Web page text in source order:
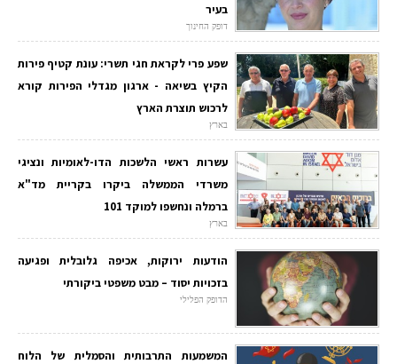
בעיר
דופק החינוך
שפע פרי לקראת חגי תשרי: עונת קטיף פירות
הקיץ בשיאה - ארגון מגדלי הפירות קורא
לרכוש תוצרת הארץ
בארץ
עשרות ראשי הלשכות הדו-לאומיות ונציגי
משרדי הממשלה ביקרו בקריית מד"א
ברמלה ונחשפו למוקד 101
בארץ
הודעות ירוקות, אכיפה גלובלית ופגיעה
בזכויות יסוד – מבט משפטי ביקורתי
הדופק הפלילי
המשמעות התרבותית והסמלית של הלוח